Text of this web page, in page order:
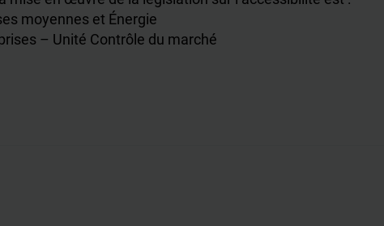
moyennes et Énergie
– Unité Contrôle du marché